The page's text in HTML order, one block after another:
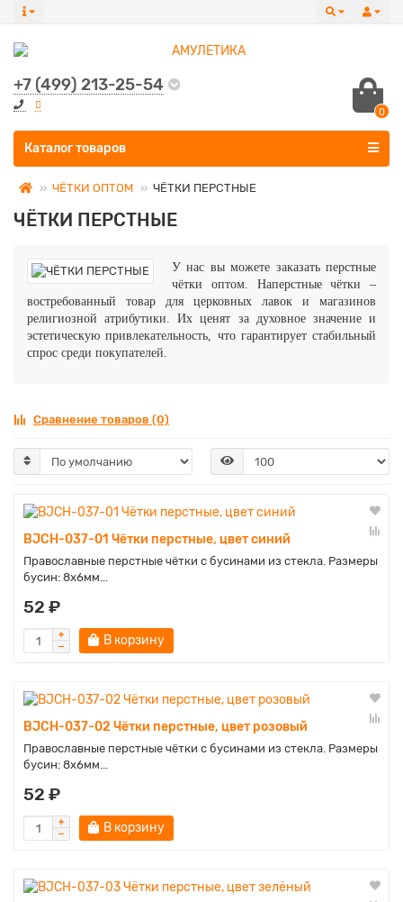
+7 (499) 213-25-54
0
Все категории
Каталог товаров
ЧЁТКИ ОПТОМ ЧЁТКИ ПЕРСТНЫЕ
ЧЁТКИ ПЕРСТНЫЕ
У нас вы можете заказать перстные
чётки оптом. Наперстные чётки –
востребованный товар для церковных лавок и магазинов
религиозной атрибутики. Их ценят за духовное значение и
эстетическую привлекательность, что гарантирует стабильный
спрос среди покупателей.
Сравнение товаров (0)
BJCH-037-01 Чётки перстные, цвет синий
Православные перстные чётки с бусинами из стекла. Размеры
бусин: 8х6мм...
52 ₽
В корзину
BJCH-037-02 Чётки перстные, цвет розовый
Православные перстные чётки с бусинами из стекла. Размеры
бусин: 8х6мм...
52 ₽
В корзину